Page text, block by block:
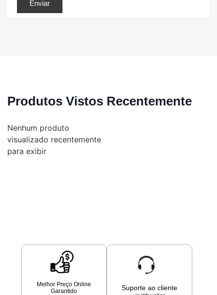
Produtos Vistos Recentemente
Nenhum produto
visualizado recentemente
para exibir
Melhor Preço Online
Garantido
Suporte ao cliente